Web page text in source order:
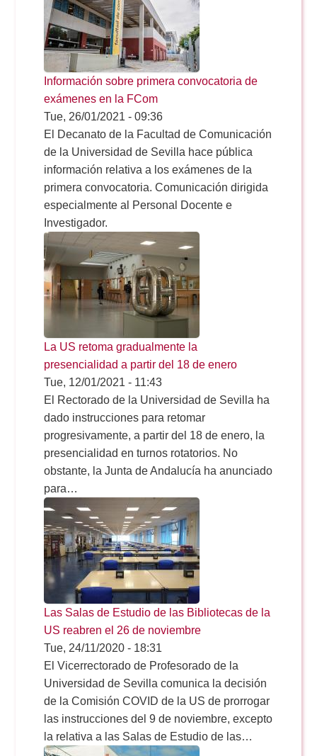
Reservas
Calendario Lectivo
Periodismo
Publicidad y RR.PP
Comunicación Audiovisual
Doble Grado PER/CAV
Exámenes Grado
Periodismo
Publicidad y RR.PP
Doble Grado PER/CAV
Secretaría Virtual
#miTFG
Boletines
Información sobre primera convocatoria de
exámenes en la FCom
Tue, 26/01/2021 - 09:36
El Decanato de la Facultad de Comunicación
de la Universidad de Sevilla hace pública
información relativa a los exámenes de la
primera convocatoria. Comunicación dirigida
especialmente al Personal Docente e
Investigador.
La US retoma gradualmente la
presencialidad a partir del 18 de enero
Tue, 12/01/2021 - 11:43
El Rectorado de la Universidad de Sevilla ha
dado instrucciones para retomar
progresivamente, a partir del 18 de enero, la
presencialidad en turnos rotatorios. No
obstante, la Junta de Andalucía ha anunciado
para…
Las Salas de Estudio de las Bibliotecas de la
US reabren el 26 de noviembre
Tue, 24/11/2020 - 18:31
El Vicerrectorado de Profesorado de la
Universidad de Sevilla comunica la decisión
de la Comisión COVID de la US de prorrogar
las instrucciones del 9 de noviembre, excepto
la relativa a las Salas de Estudio de las…